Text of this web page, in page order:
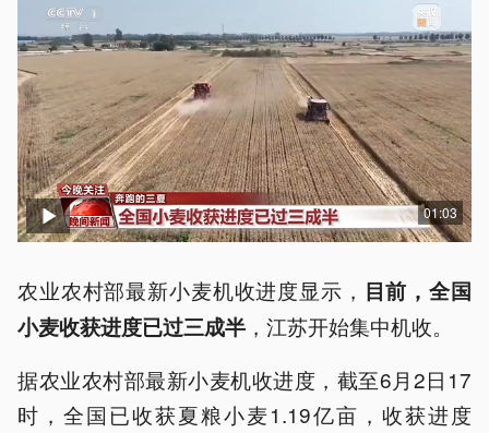
01:03
农业农村部最新小麦机收进度显示， 目前，全国
小麦收获进度已过三成半 ，江苏开始集中机收。
据农业农村部最新小麦机收进度，截至6月2日17
时，全国已收获夏粮小麦1.19亿亩，收获进度